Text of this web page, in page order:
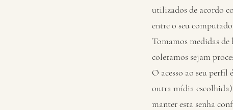
utilizados de acordo
entre o seu
Tomamos medidas de
coletamos sejam
O acesso ao seu
outra mídia escolhida)
manter esta senha